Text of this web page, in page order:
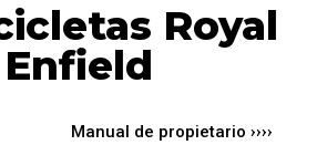
Royal
Enfield
Manual de propietario ››››